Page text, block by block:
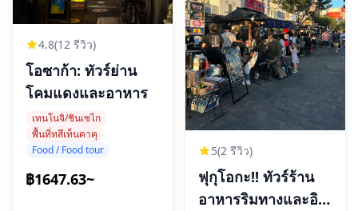
4.8(12 รีวิว)
โอซาก้า: ทัวร์ย่าน
โคมแดงและอาหาร
เทนโนจิ/ชินเซไก
พื้นที่ทสึเท็นคาคุ
Food / Food tour
฿1647.63~
5(2 รีวิว)
ฟุกุโอกะ!! ทัวร์ร้าน
อาหารริมทางและอิ